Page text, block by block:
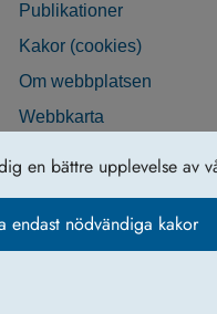
en bättre upplevelse av
endast nödvändiga kakor
Publikationer
Kakor (cookies)
Om webbplatsen
Webbkarta